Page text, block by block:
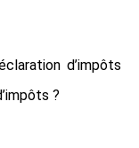
d’impôts
?